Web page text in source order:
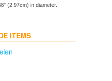
(2,97cm) in diameter.
ITEMS